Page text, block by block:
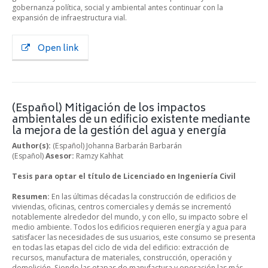
gobernanza política, social y ambiental antes continuar con la
expansión de infraestructura vial.
Open link
(Español) Mitigación de los impactos
ambientales de un edificio existente mediante
la mejora de la gestión del agua y energía
Author(s): (Español) Johanna Barbarán Barbarán
(Español)Asesor: Ramzy Kahhat
Tesis para optar el título de Licenciado en Ingeniería Civil
Resumen: En las últimas décadas la construcción de edificios de
viviendas, oficinas, centros comerciales y demás se incrementó
notablemente alrededor del mundo, y con ello, su impacto sobre el
medio ambiente. Todos los edificios requieren energía y agua para
satisfacer las necesidades de sus usuarios, este consumo se presenta
en todas las etapas del ciclo de vida del edificio: extracción de
recursos, manufactura de materiales, construcción, operación y